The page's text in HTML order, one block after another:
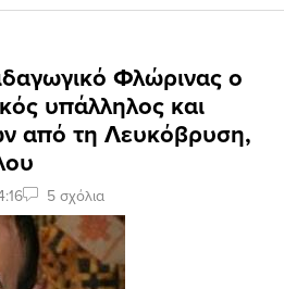
Φλώρινας ο
υπάλληλος και
από τη Λευκόβρυση,
5 σχόλια